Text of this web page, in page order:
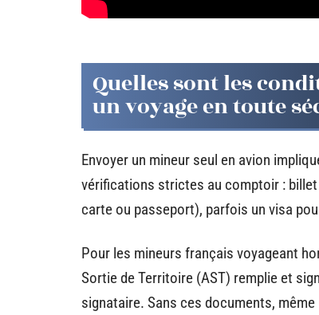
Quelles sont les
un voyage en toute
Envoyer un mineur seul en avion
vérifications strictes au comptoir :
carte ou passeport), parfois un visa
Pour les mineurs français voyageant
Sortie de Territoire (AST) remplie et
signataire. Sans ces documents,